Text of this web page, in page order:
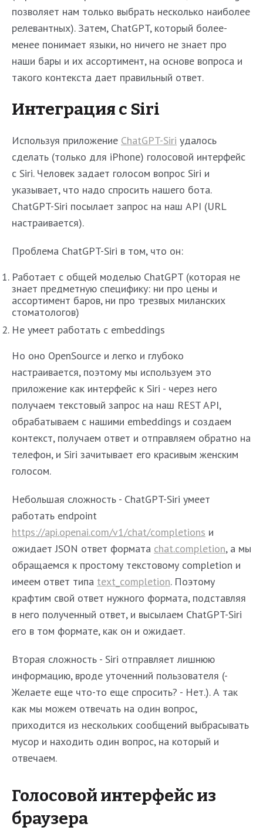
позволяет нам только выбрать несколько наиболее
релевантных). Затем, ChatGPT, который более-
менее понимает языки, но ничего не знает про
наши бары и их ассортимент, на основе вопроса и
такого контекста дает правильный ответ.
Интеграция с Siri
Используя приложение ChatGPT-Siri удалось
сделать (только для iPhone) голосовой интерфейс
с Siri. Человек задает голосом вопрос Siri и
указывает, что надо спросить нашего бота.
ChatGPT-Siri посылает запрос на наш API (URL
настраивается).
Проблема ChatGPT-Siri в том, что он:
Работает с общей моделью ChatGPT (которая не
знает предметную специфику: ни про цены и
ассортимент баров, ни про трезвых миланских
стоматологов)
Не умеет работать с embeddings
Но оно OpenSource и легко и глубоко
настраивается, поэтому мы используем это
приложение как интерфейс к Siri - через него
получаем текстовый запрос на наш REST API,
обрабатываем с нашими embeddings и создаем
контекст, получаем ответ и отправляем обратно на
телефон, и Siri зачитывает его красивым женским
голосом.
Небольшая сложность - ChatGPT-Siri умеет
работать endpoint
https://api.openai.com/v1/chat/completions и
ожидает JSON ответ формата chat.completion, а мы
обращаемся к простому текстовому completion и
имеем ответ типа text_completion. Поэтому
крафтим свой ответ нужного формата, подставляя
в него полученный ответ, и высылаем ChatGPT-Siri
его в том формате, как он и ожидает.
Вторая сложность - Siri отправляет лишнюю
информацию, вроде уточенний пользователя (-
Желаете еще что-то еще спросить? - Нет.). А так
как мы можем отвечать на один вопрос,
приходится из нескольких сообщений выбрасывать
мусор и находить один вопрос, на который и
отвечаем.
Голосовой интерфейс из
браузера